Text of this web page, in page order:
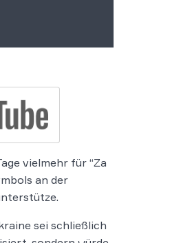
vielmehr für “Za
an der
sei schließlich